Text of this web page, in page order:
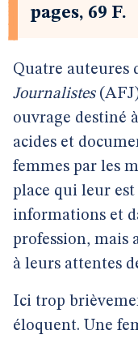
pages, 69 F.
Quatre auteures
Journalistes
ouvrage destiné
acides et
femmes par les
place qui leur est
informations et
profession, mais
à leurs attentes
Ici trop
éloquent. Une